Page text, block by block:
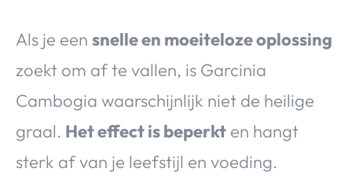
Als je een snelle en moeiteloze oplossing
zoekt om af te vallen, is Garcinia
Cambogia waarschijnlijk niet de heilige
graal. Het effect is beperkt en hangt
sterk af van je leefstijl en voeding.